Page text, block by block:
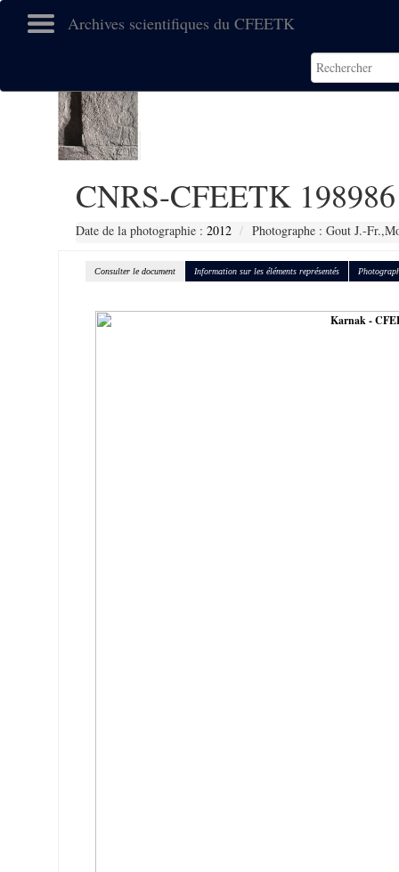
Archives scientifiques du CFEETK
CNRS-CFEETK 198986
Date de la photographie : 2012 Photographe : Gout J.-
Consulter le document Information sur les éléments représentés